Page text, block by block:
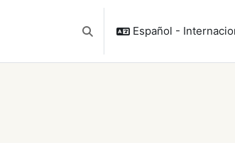
Selector de búsqueda de
Español -